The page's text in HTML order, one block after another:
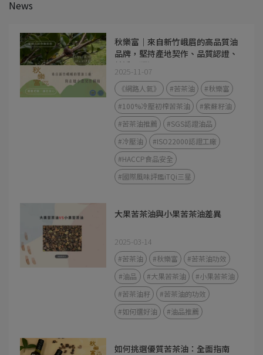
News
秋樂富｜來自新竹峨眉的高品質油
品牌，堅持產地契作、品質認證、
純淨可溯源
2025-11-07
《網路人氣》 #苦茶油
#秋樂富
#100%冷壓初榨苦茶油
#紫蘇籽油
#苦茶油推薦
#SGS認證油品
#冷壓油
#ISO22000認證工廠
#HACCP食品安全
#國際風味評鑑iTQi三星
大果苦茶油與小果苦茶油差異
2025-03-14
#苦茶油 #秋樂富
#苦茶油功效
#油品
#大果苦茶油
#小果苦茶油
#苦茶油籽
#苦茶油的功效
#如何選好油
#油品推薦
如何挑選優質苦茶油：全面指南